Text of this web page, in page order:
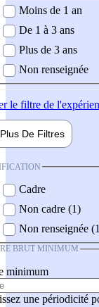
demandée
Moins de 1 an
De 1 à 3 ans
Plus de 3 ans
Non renseignée
le filtre de
Plus De Filtres
Cadre
Non cadre (1)
Non renseignée
BRUT MINIMUM
minimum
une périodicité